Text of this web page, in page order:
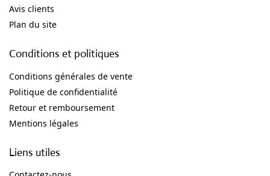
Avis clients
Plan du site
Conditions et politiques
Conditions générales de vente
Politique de confidentialité
Retour et remboursement
Mentions légales
Liens utiles